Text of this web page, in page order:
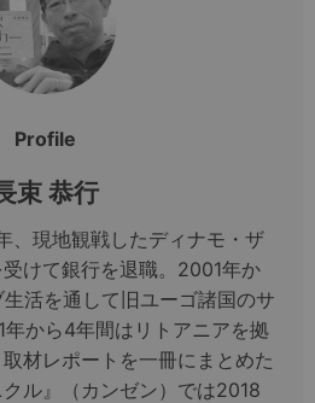
Profile
束 恭行
、現地観戦したディナモ・ザ
けて銀行を退職。2001年か
活を通して旧ユーゴ諸国のサ
年から4年間はリトアニアを拠
材レポートを一冊にまとめた
クル』（カンゼン）では2018